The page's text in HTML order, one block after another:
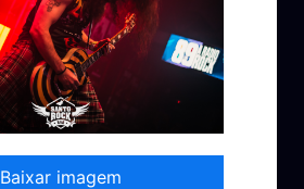
Baixar imagem